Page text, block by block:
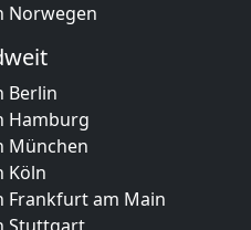
Norwegen
Berlin
Hamburg
München
Köln
Frankfurt am Main